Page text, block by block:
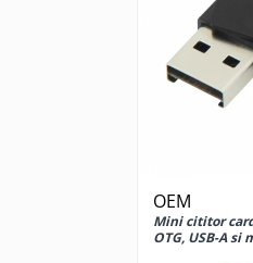
OEM
Mini cititor
OTG, USB-A si